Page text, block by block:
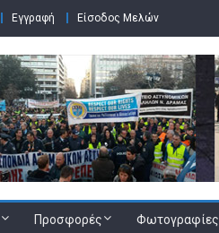
Εγγραφή Είσοδος Μελών
Προσφορές Φωτογραφίες